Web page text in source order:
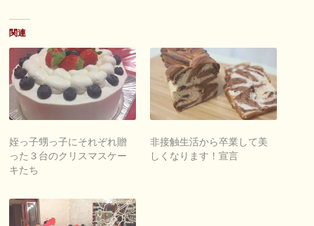
関連
姪っ子甥っ子にそれぞれ贈
った３台のクリスマスケー
キたち
非接触生活から卒業して美
しくなります！宣言